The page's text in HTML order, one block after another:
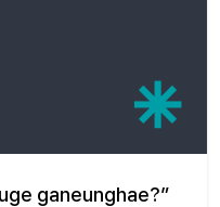
ganeunghae?”